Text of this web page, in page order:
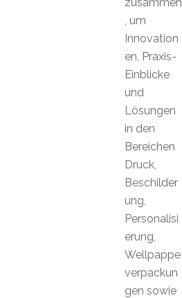
, um
Innovation
en, Praxis-
Einblicke
und
Lösungen
in den
Bereichen
Druck,
Beschilder
ung,
Personalisi
erung,
Wellpappe
verpackun
gen sowie